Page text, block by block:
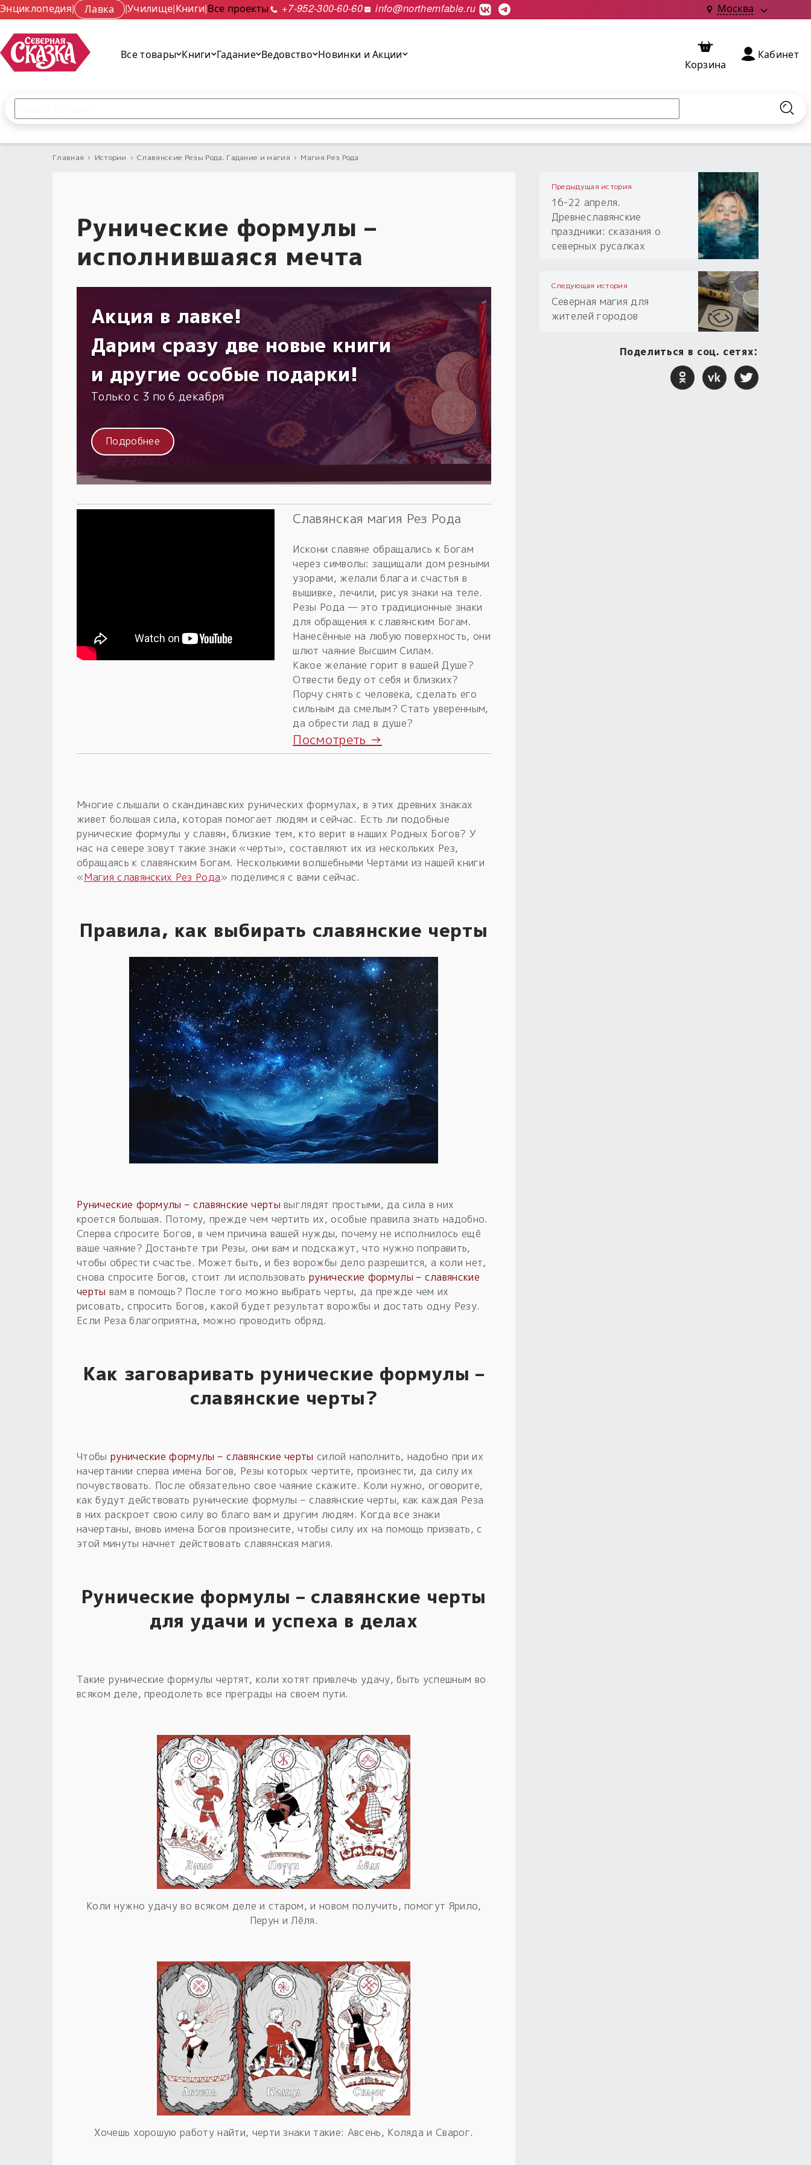
Энциклопедия| Лавка |Училище|Книги|Все проекты +7-952-300-60-60 info@northernfable.ru Москва
Все товары Книги Гадание Ведовство Новинки и Акции
Корзина
Кабинет
Главная › Истории › Славянские Резы Рода. Гадание и магия › Магия Рез Рода
Рунические формулы –
исполнившаяся мечта
Акция в лавке!
Дарим сразу две новые книги
и другие особые подарки!
Только с 3 по 6 декабря
Подробнее
Славянская магия Рез Рода
Искони славяне обращались к Богам
через символы: защищали дом резными
узорами, желали блага и счастья в
вышивке, лечили, рисуя знаки на теле.
Резы Рода — это традиционные знаки
для обращения к славянским Богам.
Нанесённые на любую поверхность, они
шлют чаяние Высшим Силам.
Какое желание горит в вашей Душе?
Отвести беду от себя и близких?
Порчу снять с человека, сделать его
сильным да смелым? Стать уверенным,
да обрести лад в душе?
Посмотреть →
Многие слышали о скандинавских рунических формулах, в этих древних знаках
живет большая сила, которая помогает людям и сейчас. Есть ли подобные
рунические формулы у славян, близкие тем, кто верит в наших Родных Богов? У
нас на севере зовут такие знаки «черты», составляют их из нескольких Рез,
обращаясь к славянским Богам. Несколькими волшебными Чертами из нашей книги
«Магия славянских Рез Рода» поделимся с вами сейчас.
Правила, как выбирать славянские черты
Рунические формулы – славянские черты выглядят простыми, да сила в них
кроется большая. Потому, прежде чем чертить их, особые правила знать надобно.
Сперва спросите Богов, в чем причина вашей нужды, почему не исполнилось ещё
ваше чаяние? Достаньте три Резы, они вам и подскажут, что нужно поправить,
чтобы обрести счастье. Может быть, и без ворожбы дело разрешится, а коли нет,
снова спросите Богов, стоит ли использоватьрунические формулы – славянские
черты вам в помощь? После того можно выбрать черты, да прежде чем их
рисовать, спросить Богов, какой будет результат ворожбы и достать одну Резу.
Если Реза благоприятна, можно проводить обряд.
Как заговаривать рунические формулы –
славянские черты?
Чтобы рунические формулы – славянские черты силой наполнить, надобно при их
начертании сперва имена Богов, Резы которых чертите, произнести, да силу их
почувствовать. После обязательно свое чаяние скажите. Коли нужно, оговорите,
как будут действовать рунические формулы – славянские черты, как каждая Реза
в них раскроет свою силу во благо вам и другим людям. Когда все знаки
начертаны, вновь имена Богов произнесите, чтобы силу их на помощь призвать, с
этой минуты начнет действовать славянская магия.
Рунические формулы – славянские черты
для удачи и успеха в делах
Такие рунические формулы чертят, коли хотят привлечь удачу, быть успешным во
всяком деле, преодолеть все преграды на своем пути.
Коли нужно удачу во всяком деле и старом, и новом получить, помогут Ярило,
Перун и Лёля.
Хочешь хорошую работу найти, черти знаки такие: Авсень, Коляда и Сварог.
Предыдущая история
16-22 апреля.
Древнеславянские
праздники: сказания о
северных русалках
Следующая история
Северная магия для
жителей городов
Поделиться в соц. сетях: